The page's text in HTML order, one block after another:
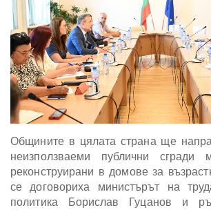
Общините в цялата страна ще
неизползваеми публични сгради
реконструирани в домове за
се договориха министърът на
политика Борислав Гуцанов и